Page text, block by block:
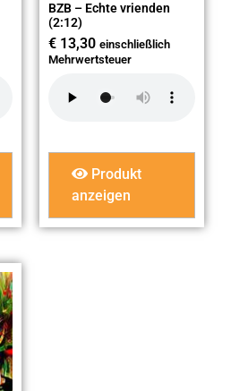
BZB – Echte vrienden
(2:12)
€ 13,30 einschließlich
Mehrwertsteuer
Produkt
anzeigen